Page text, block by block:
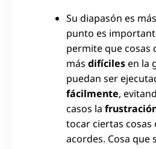
Su diapasón es más
punto es
permite que cosas
más difícilesen la
puedan ser
fácilmente,
casos la
tocar ciertas cosas
acordes. Cosa que